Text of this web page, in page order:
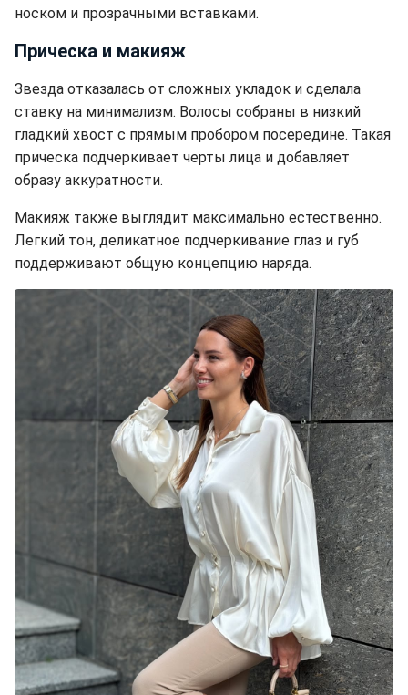
носком и прозрачными вставками.
Прическа и макияж
Звезда отказалась от сложных укладок и сделала
ставку на минимализм. Волосы собраны в низкий
гладкий хвост с прямым пробором посередине. Такая
прическа подчеркивает черты лица и добавляет
образу аккуратности.
Макияж также выглядит максимально естественно.
Легкий тон, деликатное подчеркивание глаз и губ
поддерживают общую концепцию наряда.